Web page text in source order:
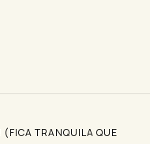
(FICA TRANQUILA QUE